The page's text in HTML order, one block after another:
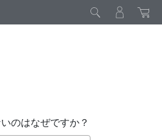
のはなぜですか？